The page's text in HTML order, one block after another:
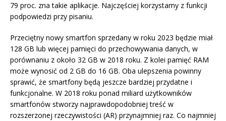
79 proc. zna takie aplikacje. Najczęściej korzystamy z funkcji
podpowiedzi przy pisaniu.
Przeciętny nowy smartfon sprzedany w roku 2023 będzie miał
128 GB lub więcej pamięci do przechowywania danych, w
porównaniu z około 32 GB w 2018 roku. Z kolei pamięć RAM
może wynosić od 2 GB do 16 GB. Oba ulepszenia powinny
sprawić, że smartfony będą jeszcze bardziej przydatne i
funkcjonalne. W 2018 roku ponad miliard użytkowników
smartfonów stworzy najprawdopodobniej treść w
rozszerzonej rzeczywistości (AR) przynajmniej raz. Co najmniej